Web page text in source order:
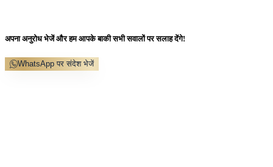
अपना अनुरोध भेजें और हम आपके बाकी सभी सवालों पर सलाह देंगे!
WhatsApp पर संदेश भेजें